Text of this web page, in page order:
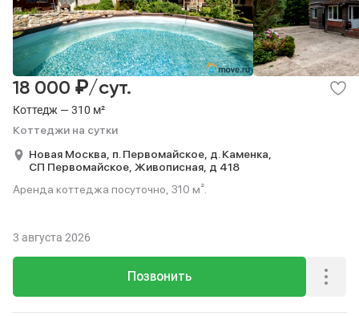
Коттедж — 310 м²
Коттеджи на сутки
18 000 ₽/сут.
Новая Москва, п. Первомайское, д. Каменка,
СП Первомайское, Живописная, д 418
Аренда коттеджа посуточно, 310 м².
Позвонить
3 августа 2026